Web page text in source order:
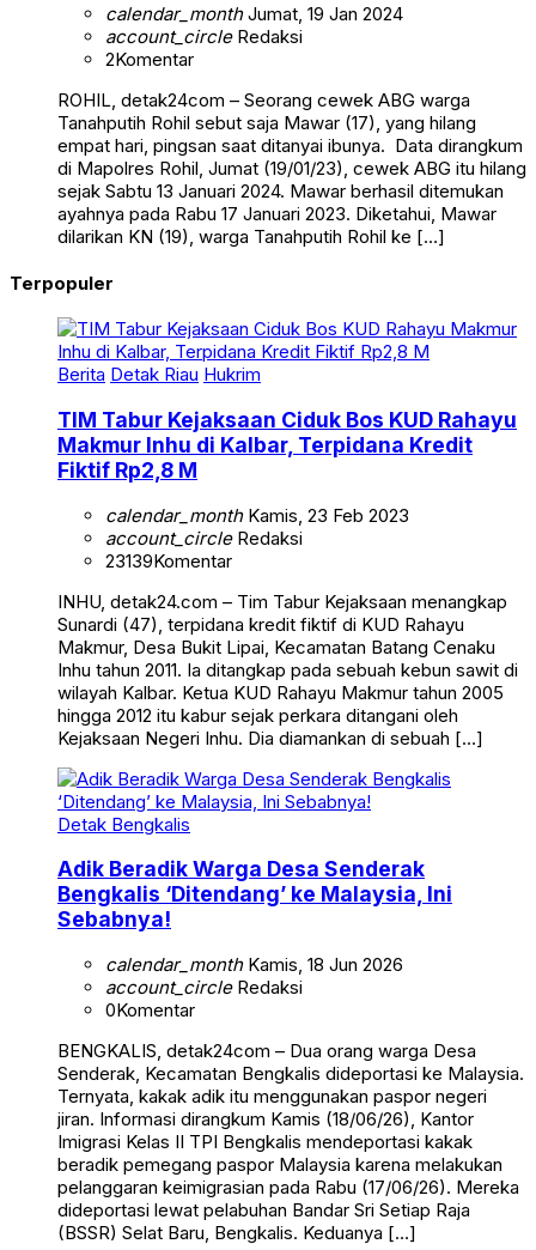
calendar_monthJumat, 19 Jan 2024
account_circleRedaksi
2Komentar
ROHIL, detak24com – Seorang cewek ABG warga
Tanahputih Rohil sebut saja Mawar (17), yang hilang
empat hari, pingsan saat ditanyai ibunya. Data dirangkum
di Mapolres Rohil, Jumat (19/01/23), cewek ABG itu hilang
sejak Sabtu 13 Januari 2024. Mawar berhasil ditemukan
ayahnya pada Rabu 17 Januari 2023. Diketahui, Mawar
dilarikan KN (19), warga Tanahputih Rohil ke […]
Terpopuler
Berita Detak Riau Hukrim
TIM Tabur Kejaksaan Ciduk Bos KUD Rahayu
Makmur Inhu di Kalbar, Terpidana Kredit
Fiktif Rp2,8 M
calendar_monthKamis, 23 Feb 2023
account_circleRedaksi
23139Komentar
INHU, detak24.com – Tim Tabur Kejaksaan menangkap
Sunardi (47), terpidana kredit fiktif di KUD Rahayu
Makmur, Desa Bukit Lipai, Kecamatan Batang Cenaku
Inhu tahun 2011. Ia ditangkap pada sebuah kebun sawit di
wilayah Kalbar. Ketua KUD Rahayu Makmur tahun 2005
hingga 2012 itu kabur sejak perkara ditangani oleh
Kejaksaan Negeri Inhu. Dia diamankan di sebuah […]
Detak Bengkalis
Adik Beradik Warga Desa Senderak
Bengkalis ‘Ditendang’ ke Malaysia, Ini
Sebabnya!
calendar_monthKamis, 18 Jun 2026
account_circleRedaksi
0Komentar
BENGKALIS, detak24com – Dua orang warga Desa
Senderak, Kecamatan Bengkalis dideportasi ke Malaysia.
Ternyata, kakak adik itu menggunakan paspor negeri
jiran. Informasi dirangkum Kamis (18/06/26), Kantor
Imigrasi Kelas II TPI Bengkalis mendeportasi kakak
beradik pemegang paspor Malaysia karena melakukan
pelanggaran keimigrasian pada Rabu (17/06/26). Mereka
dideportasi lewat pelabuhan Bandar Sri Setiap Raja
(BSSR) Selat Baru, Bengkalis. Keduanya […]